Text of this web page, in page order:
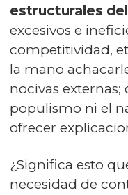
estructurales
excesivos e
competitividad,
la mano
nocivas
populismo ni el
ofrecer
¿Significa esto
necesidad de